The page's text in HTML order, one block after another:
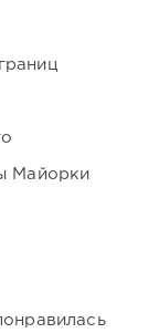
Майорки